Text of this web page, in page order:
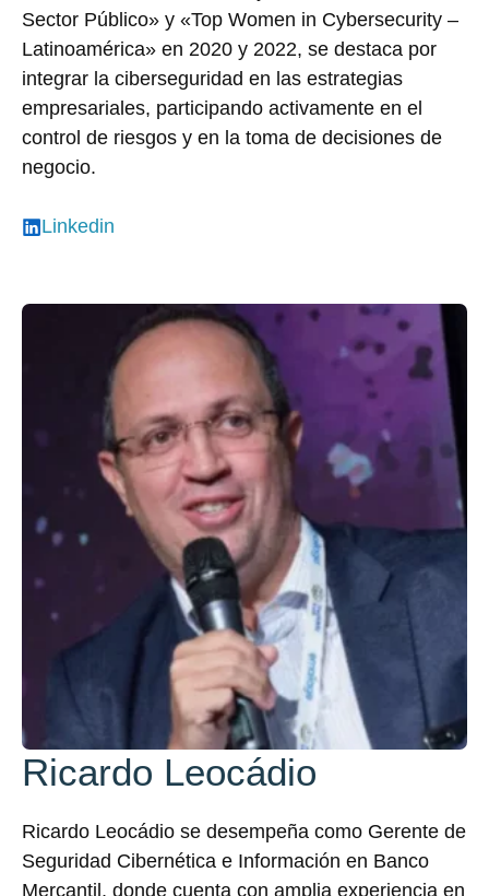
Sector Público» y «Top Women in Cybersecurity –
Latinoamérica» en 2020 y 2022, se destaca por
integrar la ciberseguridad en las estrategias
empresariales, participando activamente en el
control de riesgos y en la toma de decisiones de
negocio.
Linkedin
Ricardo Leocádio
Ricardo Leocádio se desempeña como Gerente de
Seguridad Cibernética e Información en Banco
Mercantil, donde cuenta con amplia experiencia en